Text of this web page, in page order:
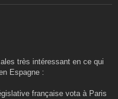
très intéressant en ce qui
Espagne :
française vota à Paris